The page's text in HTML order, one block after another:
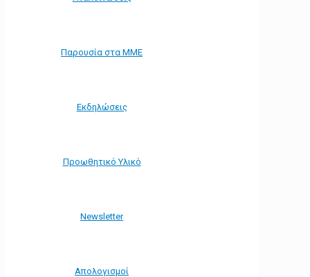
Παρουσία στα ΜΜΕ
Εκδηλώσεις
Προωθητικό Υλικό
Νewsletter
Απολογισμοί